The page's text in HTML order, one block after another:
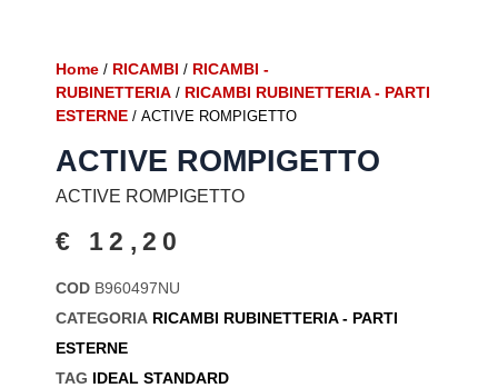
Home / RICAMBI / RICAMBI -
RUBINETTERIA / RICAMBI RUBINETTERIA - PARTI
ESTERNE / ACTIVE ROMPIGETTO
ACTIVE ROMPIGETTO
ACTIVE ROMPIGETTO
€ 12,20
COD B960497NU
CATEGORIA RICAMBI RUBINETTERIA - PARTI
ESTERNE
TAG IDEAL STANDARD